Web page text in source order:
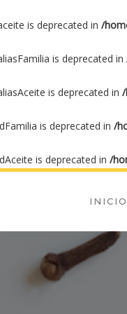
is deprecated in /
is deprecated in
is deprecated in
is deprecated in /
is deprecated in /
INICIO